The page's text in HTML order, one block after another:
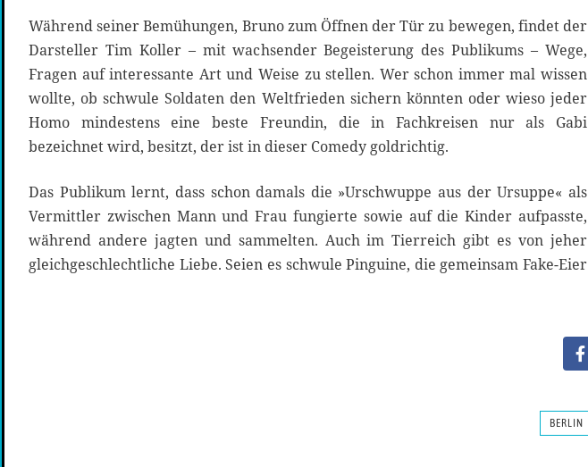
Während seiner Bemühungen, Bruno zum Öffnen der Tür zu bewegen, findet der
Darsteller Tim Koller – mit wachsender Begeisterung des Publikums – Wege,
Fragen auf interessante Art und Weise zu stellen. Wer schon immer mal wissen
wollte, ob schwule Soldaten den Weltfrieden sichern könnten oder wieso jeder
Homo mindestens eine beste Freundin, die in Fachkreisen nur als Gabi
bezeichnet wird, besitzt, der ist in dieser Comedy goldrichtig.
Das Publikum lernt, dass schon damals die »Urschwuppe aus der Ursuppe« als
Vermittler zwischen Mann und Frau fungierte sowie auf die Kinder aufpasste,
während andere jagten und sammelten. Auch im Tierreich gibt es von jeher
gleichgeschlechtliche Liebe. Seien es schwule Pinguine, die gemeinsam Fake-Eier
BERLIN